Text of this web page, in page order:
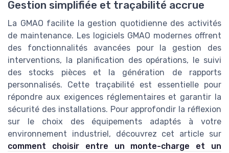
Gestion simplifiée et traçabilité accrue
La GMAO facilite la gestion quotidienne des activités
de maintenance. Les logiciels GMAO modernes offrent
des fonctionnalités avancées pour la gestion des
interventions, la planification des opérations, le suivi
des stocks pièces et la génération de rapports
personnalisés. Cette traçabilité est essentielle pour
répondre aux exigences réglementaires et garantir la
sécurité des installations. Pour approfondir la réflexion
sur le choix des équipements adaptés à votre
environnement industriel, découvrez cet article sur
comment choisir entre un monte-charge et un